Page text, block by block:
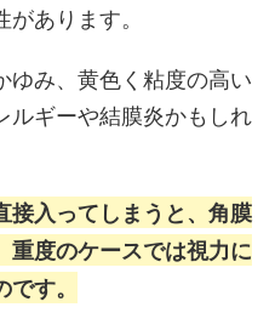
あります。
ゆみ、黄色く粘度の高い
ルギーや結膜炎かもしれ
接入ってしまうと、角膜
重度のケースでは視力に
す。